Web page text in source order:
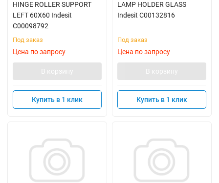
HINGE ROLLER SUPPORT
LEFT 60X60 Indesit
C00098792
Под заказ
Цена по запросу
В корзину
Купить в 1 клик
LAMP HOLDER GLASS
Indesit C00132816
Под заказ
Цена по запросу
В корзину
Купить в 1 клик